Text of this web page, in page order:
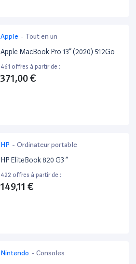
Apple - Tout en un
Apple MacBook Pro 13” (2020) 512Go
461 offres à partir de :
371,00 €
HP - Ordinateur portable
HP EliteBook 820 G3 ”
422 offres à partir de :
149,11 €
Nintendo - Consoles